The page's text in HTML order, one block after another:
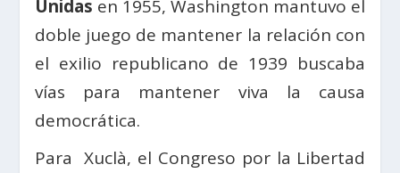
Unidas en 1955, Washington mantuvo el
doble juego de mantener la relación con
el exilio republicano de 1939 buscaba
vías para mantener viva la causa
democrática.
Para Xuclà, el Congreso por la Libertad